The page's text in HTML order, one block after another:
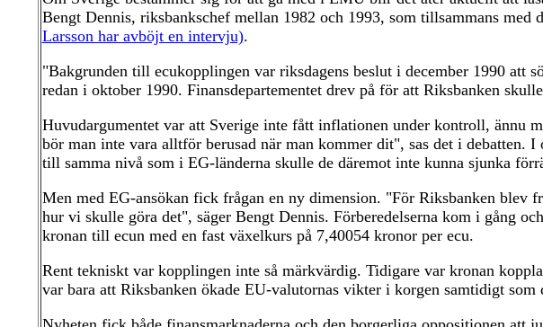
Bengt Dennis, riksbankschef mellan 1982 och 1993, som tillsammans
Larsson har avböjt en intervju).
"Bakgrunden till ecukopplingen var riksdagens beslut i december 1990 att
redan i oktober 1990. Finansdepartementet drev på för att Riksbanken
Huvudargumentet var att Sverige inte fått inflationen under kontroll, ännu
bör man inte vara alltför berusad när man kommer dit", sas det i
till samma nivå som i EG-länderna skulle de däremot inte kunna sjunka
Men med EG-ansökan fick frågan en ny dimension. "För Riksbanken blev
hur vi skulle göra det", säger Bengt Dennis. Förberedelserna kom i gång
kronan till ecun med en fast växelkurs på 7,40054 kronor per ecu.
Rent tekniskt var kopplingen inte så märkvärdig. Tidigare var kronan
var bara att Riksbanken ökade EU-valutornas vikter i korgen samtidigt